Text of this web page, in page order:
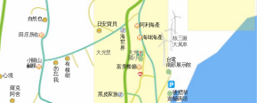
田庄所在
阿利海產
大光
國小
富美餐廳
海
世
界
大光里
日安寶貝
有
棵
樹
小關山
鹹粿
黑皮家族
海味海產
羅克
阿舍
核三廠
大風車
台電
南部展示館
後壁湖
遊艇碼頭
勿
忘
我
心境
自然也